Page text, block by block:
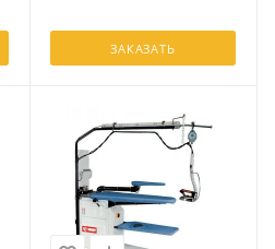
ЗАКАЗАТЬ